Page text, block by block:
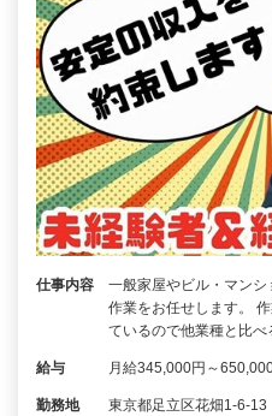
仕事内容
一般家屋やビル・マン
作業をお任せします。
ているので他業種と比
給与 月給345,000円～
勤務地 東京都足立区花畑1-6-13